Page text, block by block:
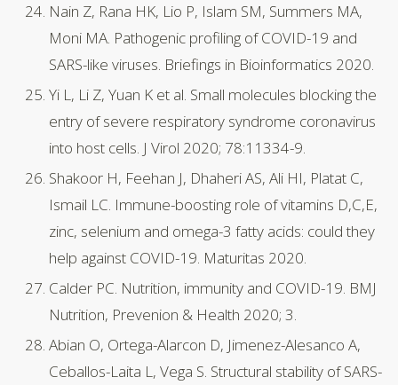
Nain Z, Rana HK, Lio P, Islam SM, Summers MA,
Moni MA. Pathogenic profiling of COVID-19 and
SARS-like viruses. Briefings in Bioinformatics 2020.
Yi L, Li Z, Yuan K et al. Small molecules blocking the
entry of severe respiratory syndrome coronavirus
into host cells. J Virol 2020; 78:11334-9.
Shakoor H, Feehan J, Dhaheri AS, Ali HI, Platat C,
Ismail LC. Immune-boosting role of vitamins D,C,E,
zinc, selenium and omega-3 fatty acids: could they
help against COVID-19. Maturitas 2020.
Calder PC. Nutrition, immunity and COVID-19. BMJ
Nutrition, Prevenion & Health 2020; 3.
Abian O, Ortega-Alarcon D, Jimenez-Alesanco A,
Ceballos-Laita L, Vega S. Structural stability of SARS-